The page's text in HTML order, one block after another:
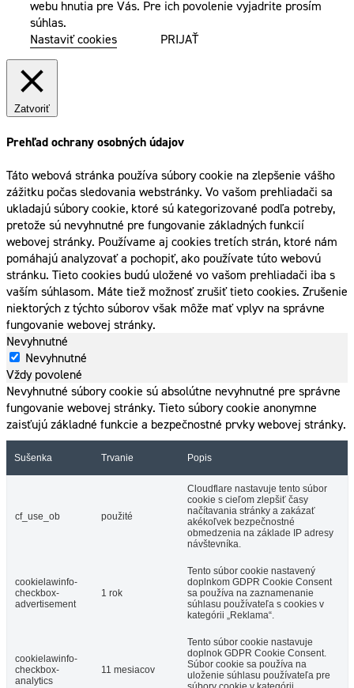
webu hnutia pre Vás. Pre ich povolenie vyjadrite prosím
súhlas.
Nastaviť cookies
PRIJAŤ
Zatvoriť
Prehľad ochrany osobných údajov
Táto webová stránka používa súbory cookie na zlepšenie vášho
zážitku počas sledovania webstránky. Vo vašom prehliadači sa
ukladajú súbory cookie, ktoré sú kategorizované podľa potreby,
pretože sú nevyhnutné pre fungovanie základných funkcií
webovej stránky. Používame aj cookies tretích strán, ktoré nám
pomáhajú analyzovať a pochopiť, ako používate túto webovú
stránku. Tieto cookies budú uložené vo vašom prehliadači iba s
vaším súhlasom. Máte tiež možnosť zrušiť tieto cookies. Zrušenie
niektorých z týchto súborov však môže mať vplyv na správne
fungovanie webovej stránky.
Nevyhnutné
Nevyhnutné
Vždy povolené
Nevyhnutné súbory cookie sú absolútne nevyhnutné pre správne
fungovanie webovej stránky. Tieto súbory cookie anonymne
zaisťujú základné funkcie a bezpečnostné prvky webovej stránky.
Sušenka Trvanie Popis
cf_use_ob použité
Cloudflare nastavuje tento súbor
cookie s cieľom zlepšiť časy
načítavania stránky a zakázať
akékoľvek bezpečnostné
obmedzenia na základe IP adresy
návštevníka.
cookielawinfo-
checkbox-
advertisement
1 rok
Tento súbor cookie nastavený
doplnkom GDPR Cookie Consent
sa používa na zaznamenanie
súhlasu používateľa s cookies v
kategórii „Reklama“.
cookielawinfo-
checkbox-
analytics
11 mesiacov
Tento súbor cookie nastavuje
doplnok GDPR Cookie Consent.
Súbor cookie sa používa na
uloženie súhlasu používateľa pre